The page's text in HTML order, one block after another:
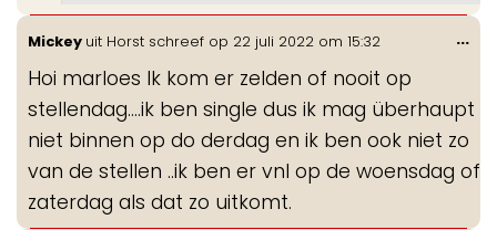
Mickey uit Horst schreef op 22 juli 2022 om 15:32
Hoi marloes Ik kom er zelden of nooit op
stellendag....ik ben single dus ik mag überhaupt
niet binnen op do derdag en ik ben ook niet zo
van de stellen ..ik ben er vnl op de woensdag of
zaterdag als dat zo uitkomt.
...